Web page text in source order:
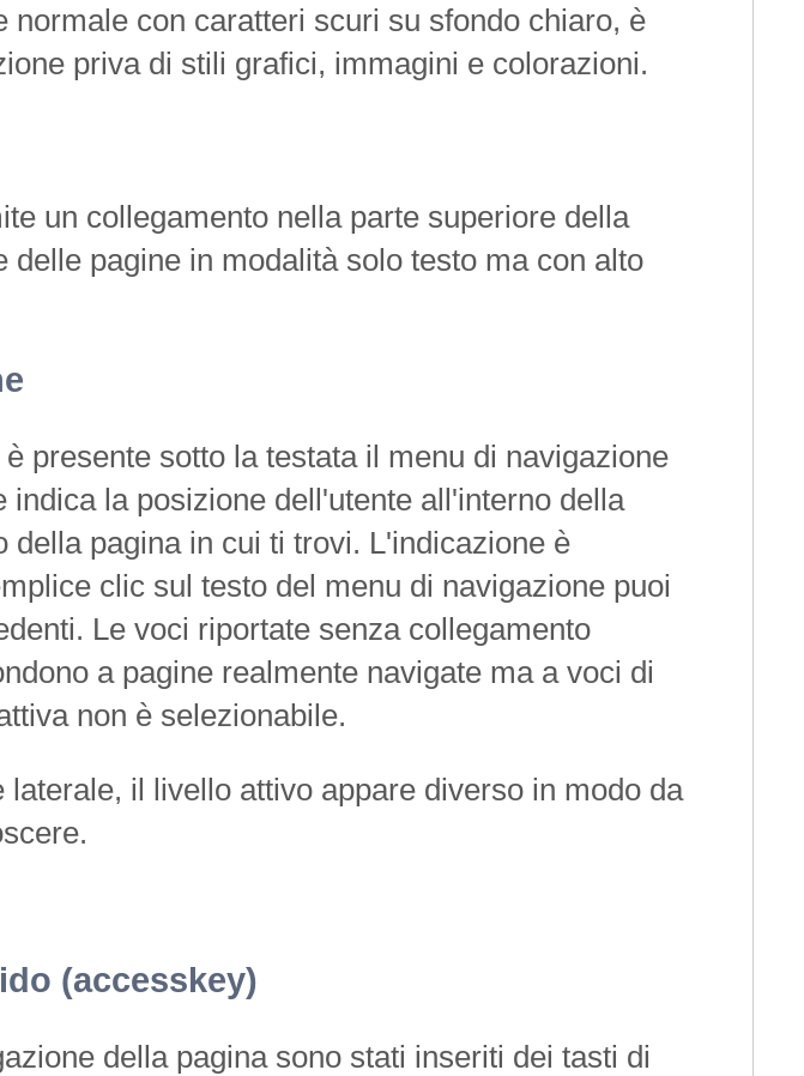
normale con caratteri scuri su sfondo chiaro, è
priva di stili grafici, immagini e colorazioni.
un collegamento nella parte superiore della
delle pagine in modalità solo testo ma con alto
presente sotto la testata il menu di navigazione
indica la posizione dell'utente all'interno della
della pagina in cui ti trovi. L'indicazione è
clic sul testo del menu di navigazione puoi
Le voci riportate senza collegamento
a pagine realmente navigate ma a voci di
non è selezionabile.
laterale, il livello attivo appare diverso in modo da
(accesskey)
della pagina sono stati inseriti dei tasti di